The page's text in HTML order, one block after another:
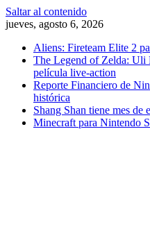
Saltar al contenido
jueves, agosto 6, 2026
Aliens: Fireteam Elite 2
The Legend of Zelda: Uli
película live-action
Reporte Financiero de
histórica
Shang Shan tiene mes de
Minecraft para Nintendo